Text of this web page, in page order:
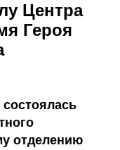
Центра
Героя
отделению